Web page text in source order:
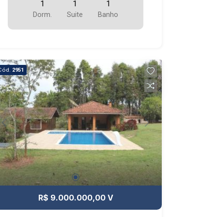
1
Dorm.
1
Suite
1
Banho
2951
R$ 9.000.000,00 V